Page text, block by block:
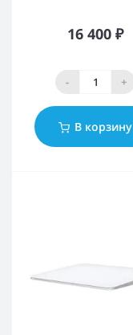
16 400 ₽
- +
В корзину